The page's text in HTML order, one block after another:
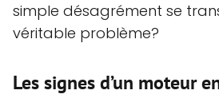
simple désagrément se
véritable problème?
Les signes d’un moteur